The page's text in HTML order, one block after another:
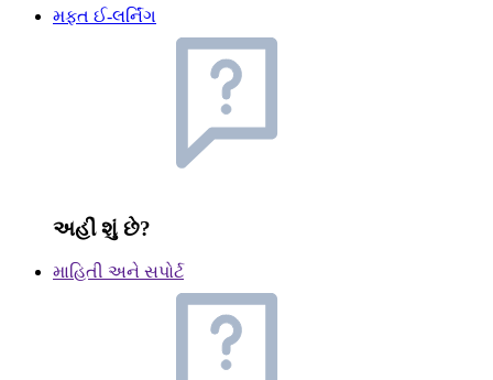
મફત ઈ-લર્નિંગ
અહીં શું છે?
માહિતી અને સપોર્ટ